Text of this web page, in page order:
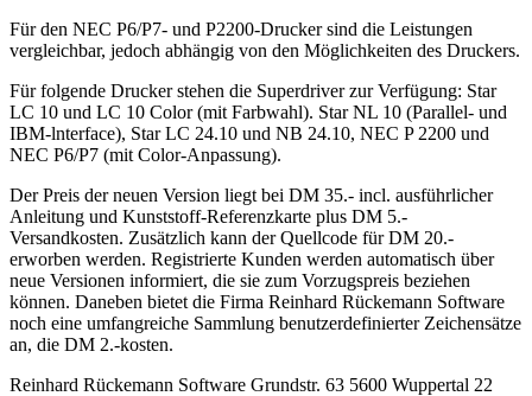
Für den NEC P6/P7- und P2200-Drucker sind die Leistungen
vergleichbar, jedoch abhängig von den Möglichkeiten des Druckers.
Für folgende Drucker stehen die Superdriver zur Verfügung: Star
LC 10 und LC 10 Color (mit Farbwahl). Star NL 10 (Parallel- und
IBM-lnterface), Star LC 24.10 und NB 24.10, NEC P 2200 und
NEC P6/P7 (mit Color-Anpassung).
Der Preis der neuen Version liegt bei DM 35.- incl. ausführlicher
Anleitung und Kunststoff-Referenzkarte plus DM 5.-
Versandkosten. Zusätzlich kann der Quellcode für DM 20.-
erworben werden. Registrierte Kunden werden automatisch über
neue Versionen informiert, die sie zum Vorzugspreis beziehen
können. Daneben bietet die Firma Reinhard Rückemann Software
noch eine umfangreiche Sammlung benutzerdefinierter Zeichensätze
an, die DM 2.-kosten.
Reinhard Rückemann Software Grundstr. 63 5600 Wuppertal 22